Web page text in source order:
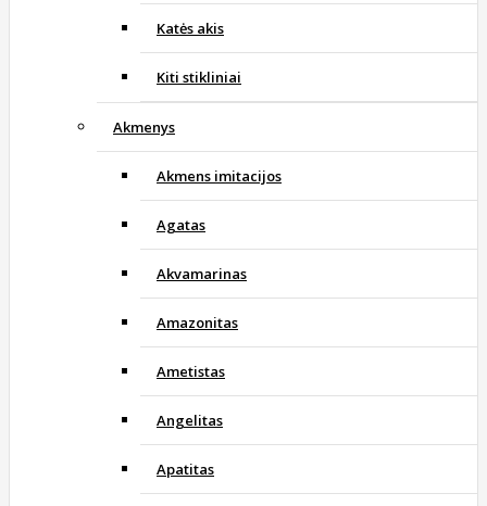
Katės akis
Kiti stikliniai
Akmenys
Akmens imitacijos
Agatas
Akvamarinas
Amazonitas
Ametistas
Angelitas
Apatitas